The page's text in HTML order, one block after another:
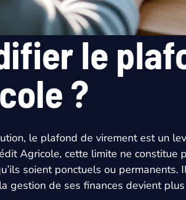
le
?
le plafond de virement est un
Agricole, cette limite ne
soient ponctuels ou
gestion de ses finances devient